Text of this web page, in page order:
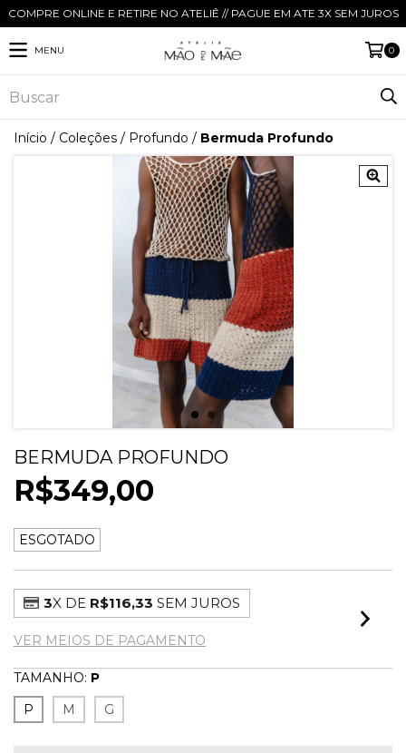
COMPRE ONLINE E RETIRE NO ATELIÊ // PAGUE EM ATE 3X SEM JUROS
MENU 0
Início / Coleções / Profundo / Bermuda Profundo
BERMUDA PROFUNDO
R$349,00
ESGOTADO
3X DE R$116,33 SEM JUROS
VER MEIOS DE PAGAMENTO
TAMANHO: P
P
M G